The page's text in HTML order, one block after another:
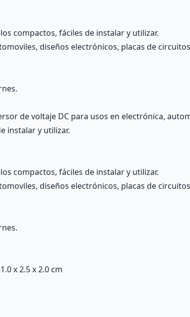
compactos, fáciles de instalar y utilizar.
diseños electrónicos, placas de
de voltaje DC para usos en electrónica,
instalar y utilizar.
compactos, fáciles de instalar y utilizar.
diseños electrónicos, placas de
x 2.5 x 2.0 cm